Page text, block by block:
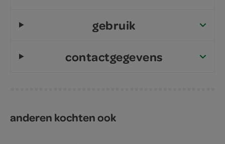
gebruik
contactgegevens
anderen kochten ook